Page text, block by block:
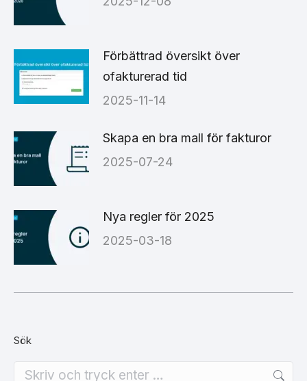
Förbättrad översikt över
ofakturerad tid
2025-11-14
Skapa en bra mall för fakturor
2025-07-24
Nya regler för 2025
2025-03-18
Sök